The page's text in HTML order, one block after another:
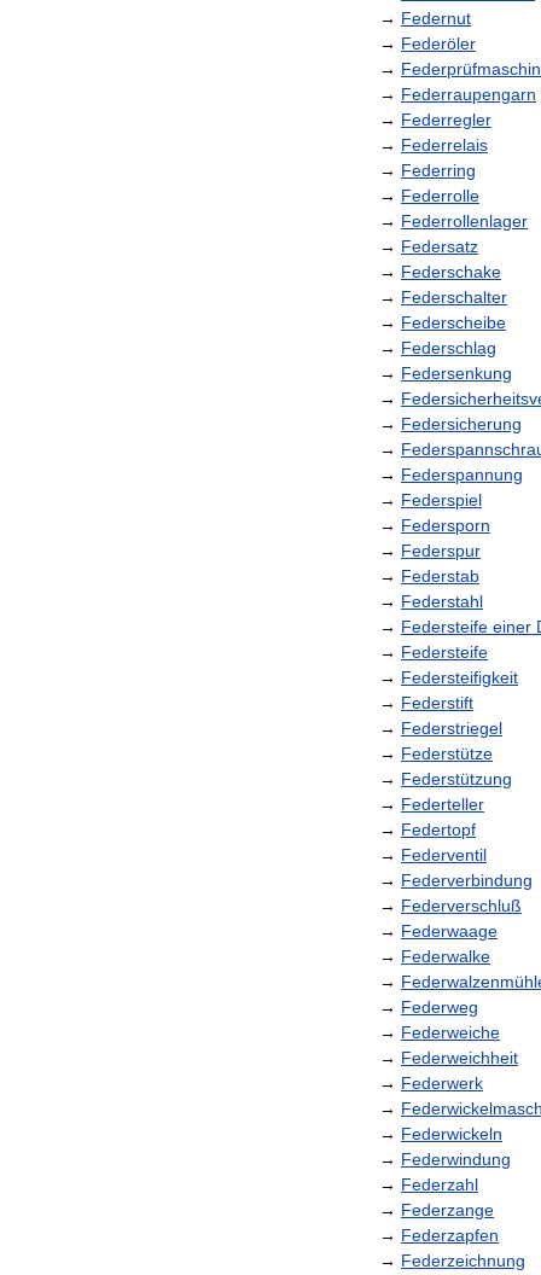
→ Federnut
→ Federöler
→
→ Federraupengarn
→ Federregler
→ Federrelais
→ Federring
→ Federrolle
→ Federrollenlager
→ Federsatz
→ Federschake
→ Federschalter
→ Federscheibe
→ Federschlag
→ Federsenkung
→
→ Federsicherung
→
→ Federspannung
→ Federspiel
→ Federsporn
→ Federspur
→ Federstab
→ Federstahl
→ Federsteife einer
→ Federsteife
→ Federsteifigkeit
→ Federstift
→ Federstriegel
→ Federstütze
→ Federstützung
→ Federteller
→ Federtopf
→ Federventil
→ Federverbindung
→ Federverschluß
→ Federwaage
→ Federwalke
→
→ Federweg
→ Federweiche
→ Federweichheit
→ Federwerk
→
→ Federwickeln
→ Federwindung
→ Federzahl
→ Federzange
→ Federzapfen
→ Federzeichnung